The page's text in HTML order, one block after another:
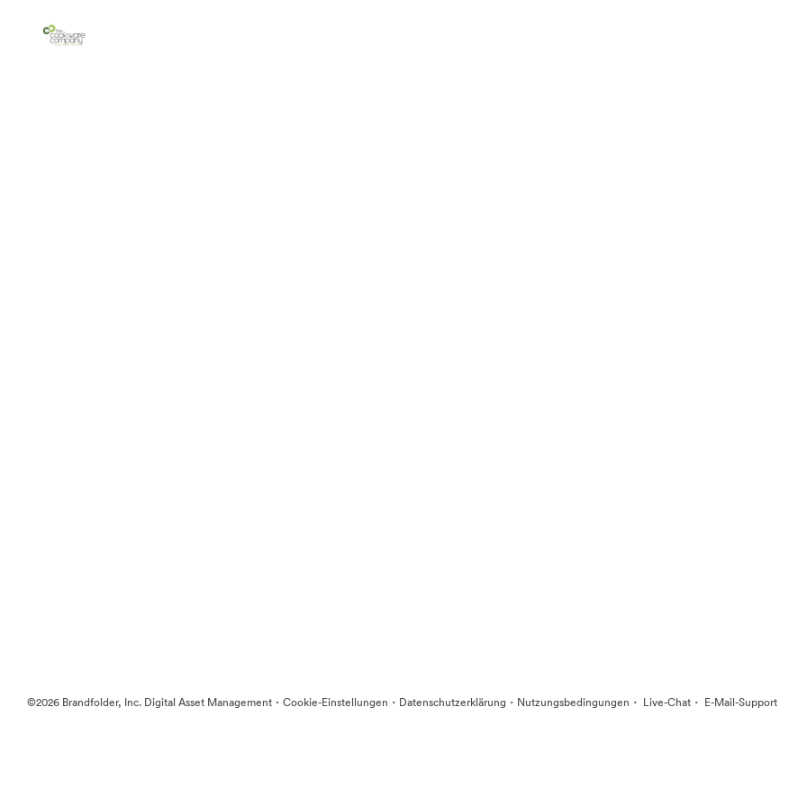
©2026 Brandfolder, Inc. Digital Asset Management · Cookie-Einstellungen · Datenschutzerklärung · Nutzungsbedingungen · Live-Chat · E-Mail-Support